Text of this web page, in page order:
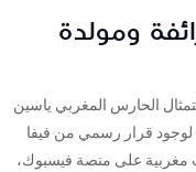
ومولدة
الحارس المغربي ياسين
لوجود قرار رسمي من فيفا
مغربية على منصة فيسبوك،